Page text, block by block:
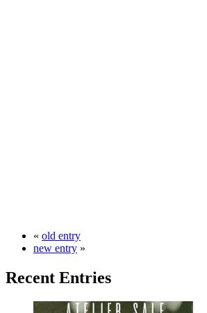
« old entry
new entry »
Recent Entries